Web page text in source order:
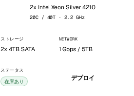
2x Intel Xeon Silver 4210
20C / 40T · 2.2 GHz
ストレージ
2x 4TB SATA
NETWORK
1 Gbps / 5TB
ステータス
在庫あり デプロイ